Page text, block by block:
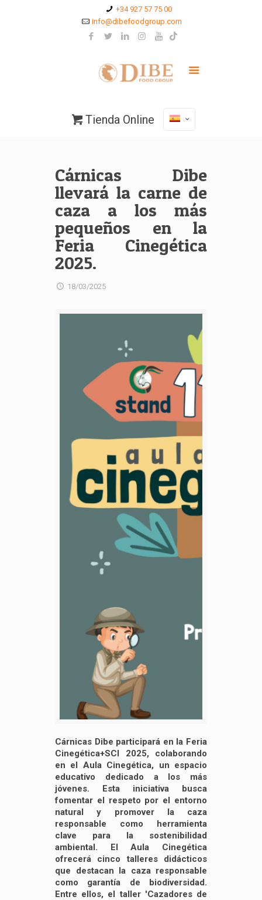
+34 927 57 75 00
info@dibefoodgroup.com
Tienda Online
Cárnicas Dibe
llevará la carne de
caza a los más
pequeños en la
Feria Cinegética
2025.
18/03/2025
Cárnicas Dibe participará en la Feria
Cinegética+SCI 2025, colaborando
en el Aula Cinegética, un espacio
educativo dedicado a los más
jóvenes. Esta iniciativa busca
fomentar el respeto por el entorno
natural y promover la caza
responsable como herramienta
clave para la sostenibilidad
ambiental. El Aula Cinegética
ofrecerá cinco talleres didácticos
que destacan la caza responsable
como garantía de biodiversidad.
Entre ellos, el taller 'Cazadores de